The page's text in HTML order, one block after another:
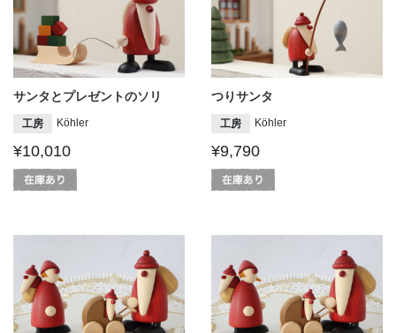
サンタとプレゼントのソリ
工房 Köhler
¥10,010
つりサンタ
工房 Köhler
¥9,790